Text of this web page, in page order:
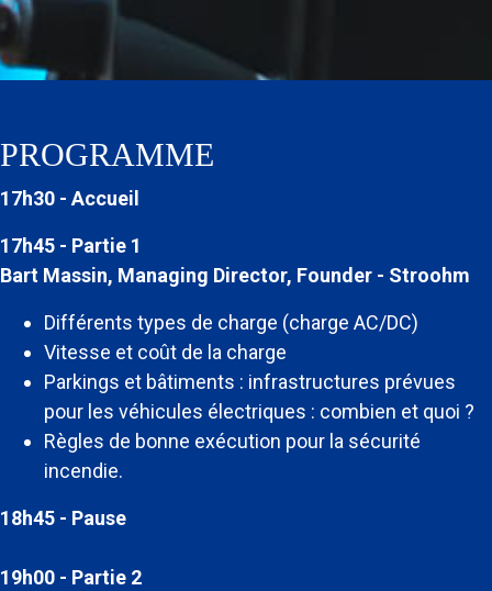
PROGRAMME
17h30 - Accueil
17h45 - Partie 1
Bart Massin, Managing Director, Founder - Stroohm
Différents types de charge (charge AC/DC)
Vitesse et coût de la charge
Parkings et bâtiments : infrastructures prévues
pour les véhicules électriques : combien et quoi ?
Règles de bonne exécution pour la sécurité
incendie.
18h45 - Pause
19h00 - Partie 2